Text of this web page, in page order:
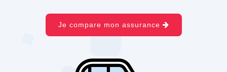
Je compare mon assurance